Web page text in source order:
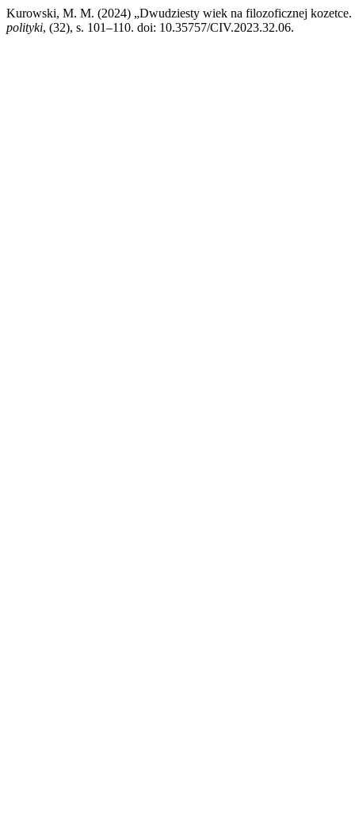
Kurowski, M. M. (2024) „Dwudziesty wiek na filozoficznej
polityki, (32), s. 101–110. doi: 10.35757/CIV.2023.32.06.